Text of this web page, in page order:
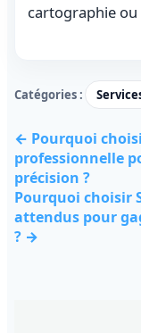
cartographie
Catégories :
← Pourquoi
professionnelle
précision ?
Pourquoi choisir
attendus pour
? →